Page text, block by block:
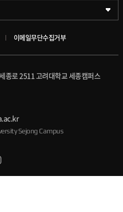
이메일무단수집거부
종로 2511 고려대학교 세종캠퍼스
Sejong Campus